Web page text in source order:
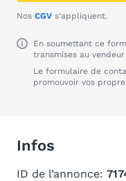
Nos CGV s'appliquent.
En soumettant ce
transmises au
Le formulaire de
promouvoir vos
Infos
ID de l’annonce: